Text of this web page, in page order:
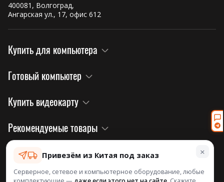
400081, Волгоград,
Ангарская ул., 17, офис 612
Купить для компьютера
Готовый компьютер
Купить видеокарту
Рекомендуемые товары
Правовая информация и политика
×
Привезём из Китая под заказ
Серверное, сетевое и компьютерное оборудование, любые